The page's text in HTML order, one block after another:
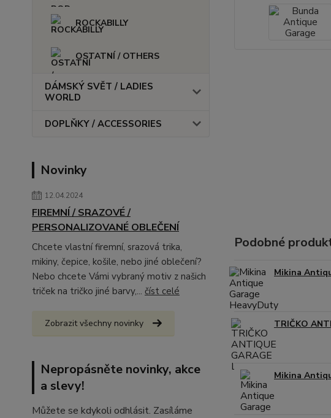
ROCKABILLY
OSTATNÍ / OTHERS
DÁMSKÝ SVĚT / LADIES
WORLD
DOPLŇKY / ACCESSORIES
Novinky
12.04.2024
FIREMNÍ / SRAZOVÉ /
PERSONALIZOVANÉ OBLEČENÍ
Chcete vlastní firemní, srazová trika,
mikiny, čepice, košile, nebo jiné oblečení?
Nebo chcete Vámi vybraný motiv z našich
triček na tričko jiné barvy,... číst celé
Zobrazit všechny novinky
Nepropásněte novinky, akce
a slevy!
Můžete se kdykoli odhlásit. Zasíláme
Podobné
Mikina
TRIČKO
Mikina